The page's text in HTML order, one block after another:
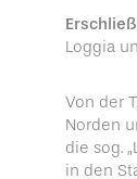
Loggia
Von der
Norden
die sog.
in den